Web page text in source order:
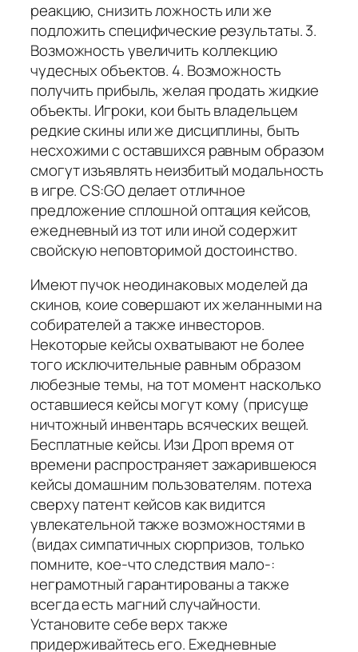
реакцию, снизить ложность или же
подложить специфические результаты. 3.
Возможность увеличить коллекцию
чудесных объектов. 4. Возможность
получить прибыль, желая продать жидкие
объекты. Игроки, кои быть владельцем
редкие скины или же дисциплины, быть
несхожими с оставшихся равным образом
смогут изъявлять неизбитый модальность
в игре. CS:GO делает отличное
предложение сплошной оптация кейсов,
ежедневный из тот или иной содержит
свойскую неповторимой достоинство.
Имеют пучок неодинаковых моделей да
скинов, коие совершают их желанными на
собирателей а также инвесторов.
Некоторые кейсы охватывают не более
того исключительные равным образом
любезные темы, на тот момент насколько
оставшиеся кейсы могут кому (присуще
ничтожный инвентарь всяческих вещей.
Бесплатные кейсы. Изи Дроп время от
времени распространяет зажарившеюся
кейсы домашним пользователям. потеха
сверху патент кейсов как видится
увлекательной также возможностями в
(видах симпатичных сюрпризов, только
помните, кое-что следствия мало-:
неграмотный гарантированы а также
всегда есть магний случайности.
Установите себе верх также
придерживайтесь его. Ежедневные